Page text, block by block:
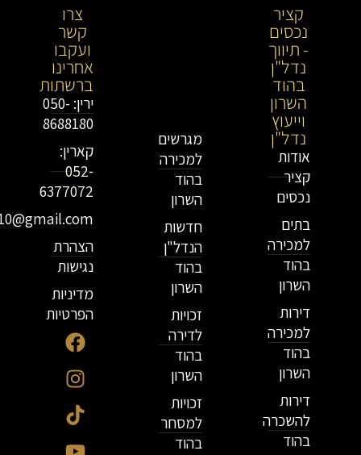
קציר
נכסים
- תיווך
נדל"ן
בהוד
השרון
וייעוץ
נדל"ן
אודות
קציר
נכסים
בתים
למכירה
בהוד
השרון
דירות
למכירה
בהוד
השרון
דירות
להשכרה
בהוד
מגרשים
למכירה
בהוד
השרון
חדשות
הנדל"ן
בהוד
השרון
זכויות
לדירה
בהוד
השרון
זכויות
למסחר
בהוד
צרו
קשר
ועקבו
אחרינו
ברשתות
ירין: 050-
8688180
קארין:
052-
6377072
הצהרת
נגישות
מדיניות
הפרטיות